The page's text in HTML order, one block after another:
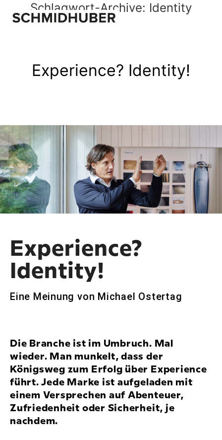
Schlagwort-Archive: Identity
Experience? Identity!
Experience?
Identity!
Eine Meinung von Michael Ostertag
Die Branche ist im Umbruch. Mal
wieder. Man munkelt, dass der
Königsweg zum Erfolg über Experience
führt. Jede Marke ist aufgeladen mit
einem Versprechen auf Abenteuer,
Zufriedenheit oder Sicherheit, je
nachdem.